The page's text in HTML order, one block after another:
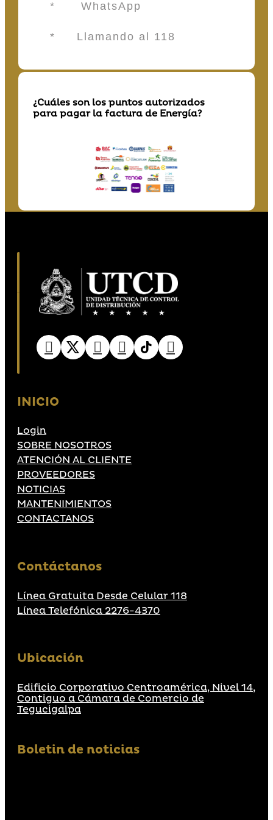
* WhatsApp
* Llamando al 118
¿Cuáles son los puntos autorizados
para pagar la factura de Energía?
INICIO
Login
SOBRE NOSOTROS
ATENCIÓN AL CLIENTE
PROVEEDORES
NOTICIAS
MANTENIMIENTOS
CONTACTANOS
Contáctanos
Línea Gratuita Desde Celular 118
Línea Telefónica 2276-4370
Ubicación
Edificio Corporativo Centroamérica, Nivel 14,
Contiguo a Cámara de Comercio de
Tegucigalpa
Boletin de noticias